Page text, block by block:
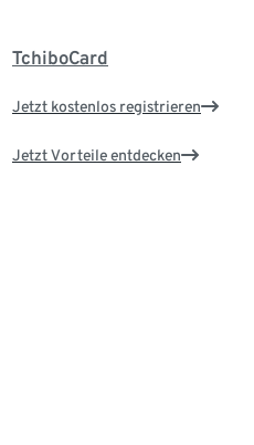
TchiboCard
Jetzt kostenlos registrieren
Jetzt Vorteile entdecken